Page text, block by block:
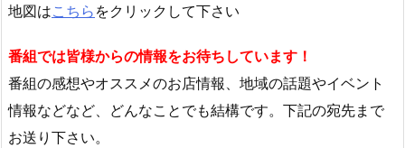
地図はこちら をクリックして下さい
番組では皆様からの情報をお待ちしています！
番組の感想やオススメのお店情報、地域の話題やイベント
情報などなど、どんなことでも結構です。下記の宛先まで
お送り下さい。